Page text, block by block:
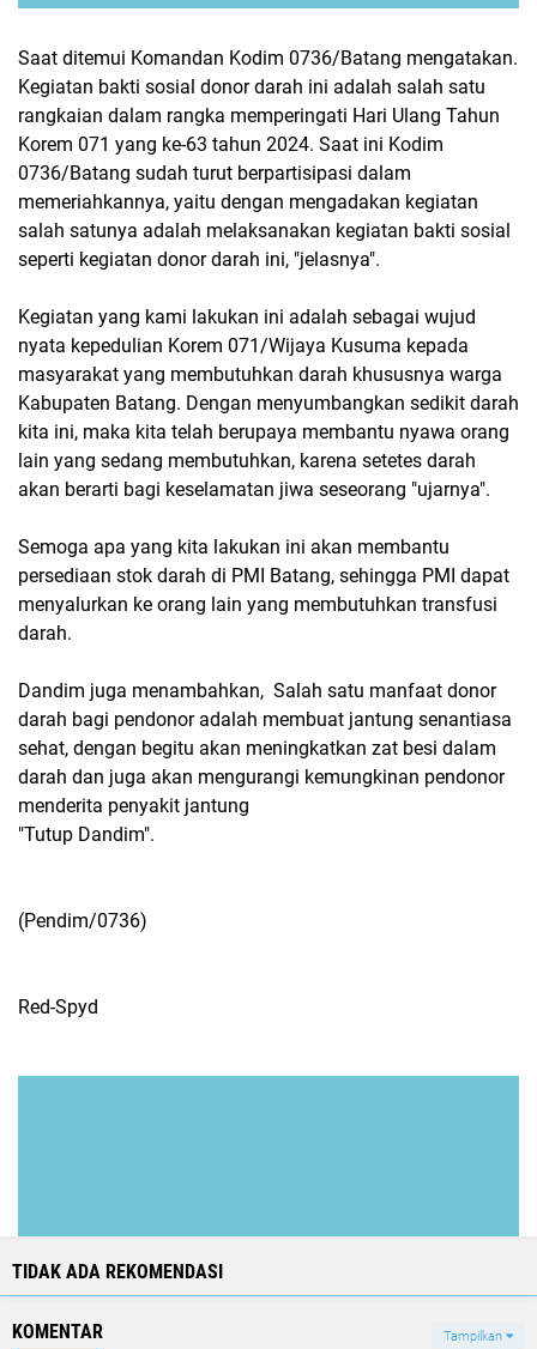
Saat ditemui Komandan Kodim 0736/Batang mengatakan.
Kegiatan bakti sosial donor darah ini adalah salah satu
rangkaian dalam rangka memperingati Hari Ulang Tahun
Korem 071 yang ke-63 tahun 2024. Saat ini Kodim
0736/Batang sudah turut berpartisipasi dalam
memeriahkannya, yaitu dengan mengadakan kegiatan
salah satunya adalah melaksanakan kegiatan bakti sosial
seperti kegiatan donor darah ini, "jelasnya".
Kegiatan yang kami lakukan ini adalah sebagai wujud
nyata kepedulian Korem 071/Wijaya Kusuma kepada
masyarakat yang membutuhkan darah khususnya warga
Kabupaten Batang. Dengan menyumbangkan sedikit darah
kita ini, maka kita telah berupaya membantu nyawa orang
lain yang sedang membutuhkan, karena setetes darah
akan berarti bagi keselamatan jiwa seseorang "ujarnya".
Semoga apa yang kita lakukan ini akan membantu
persediaan stok darah di PMI Batang, sehingga PMI dapat
menyalurkan ke orang lain yang membutuhkan transfusi
darah.
Dandim juga menambahkan, Salah satu manfaat donor
darah bagi pendonor adalah membuat jantung senantiasa
sehat, dengan begitu akan meningkatkan zat besi dalam
darah dan juga akan mengurangi kemungkinan pendonor
menderita penyakit jantung
"Tutup Dandim".
(Pendim/0736)
Red-Spyd
TIDAK ADA REKOMENDASI
KOMENTAR Tampilkan